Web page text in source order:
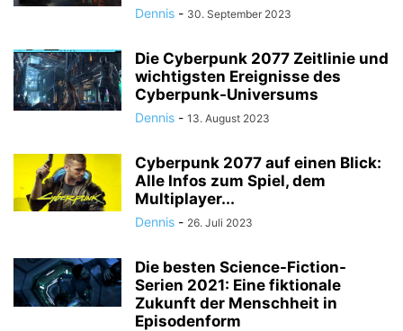
Dennis - 30. September 2023
Die Cyberpunk 2077 Zeitlinie und
wichtigsten Ereignisse des
Cyberpunk-Universums
Dennis - 13. August 2023
Cyberpunk 2077 auf einen Blick:
Alle Infos zum Spiel, dem
Multiplayer...
Dennis - 26. Juli 2023
Die besten Science-Fiction-
Serien 2021: Eine fiktionale
Zukunft der Menschheit in
Episodenform